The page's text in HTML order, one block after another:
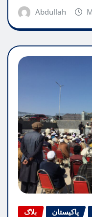
Abdullah
بلاګ پاکیستان